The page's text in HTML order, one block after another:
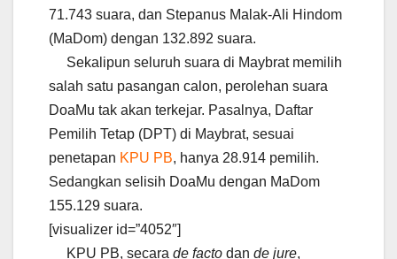
71.743 suara, dan Stepanus Malak-Ali Hindom
(MaDom) dengan 132.892 suara.
Sekalipun seluruh suara di Maybrat memilih
salah satu pasangan calon, perolehan suara
DoaMu tak akan terkejar. Pasalnya, Daftar
Pemilih Tetap (DPT) di Maybrat, sesuai
penetapan KPU PB, hanya 28.914 pemilih.
Sedangkan selisih DoaMu dengan MaDom
155.129 suara.
[visualizer id=”4052″]
KPU PB, secara de facto dan de jure,